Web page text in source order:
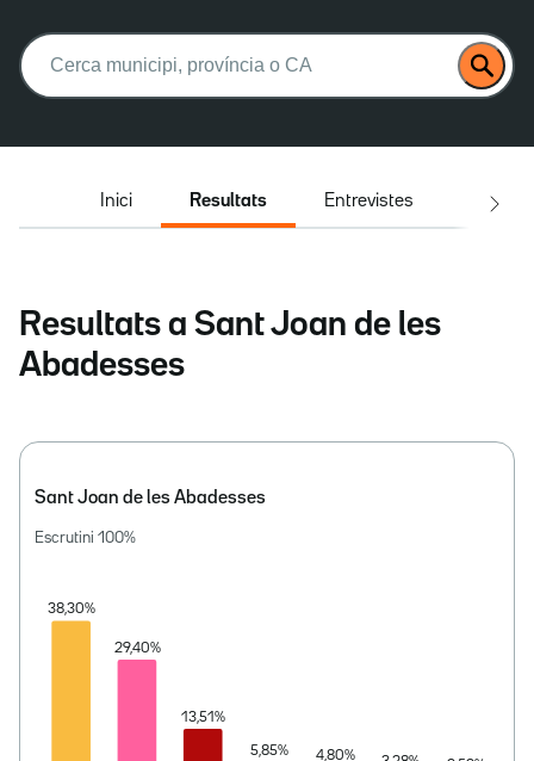
Buscar:
Inici Resultats Entrevistes El
Resultats a Sant Joan de les
Abadesses
Sant Joan de les Abadesses
Escrutini 100%